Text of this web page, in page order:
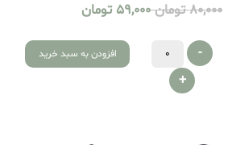
80,000 تومان 59,000 تومان
-
+
افزودن به سبد خرید